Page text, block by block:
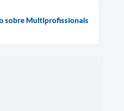
sobre Multiprofissionais